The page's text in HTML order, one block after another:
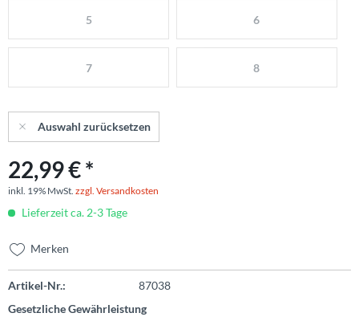
5 6
7 8
Auswahl zurücksetzen
22,99 € *
inkl. 19% MwSt. zzgl. Versandkosten
Lieferzeit ca. 2-3 Tage
Merken
Artikel-Nr.:
87038
Gesetzliche Gewährleistung